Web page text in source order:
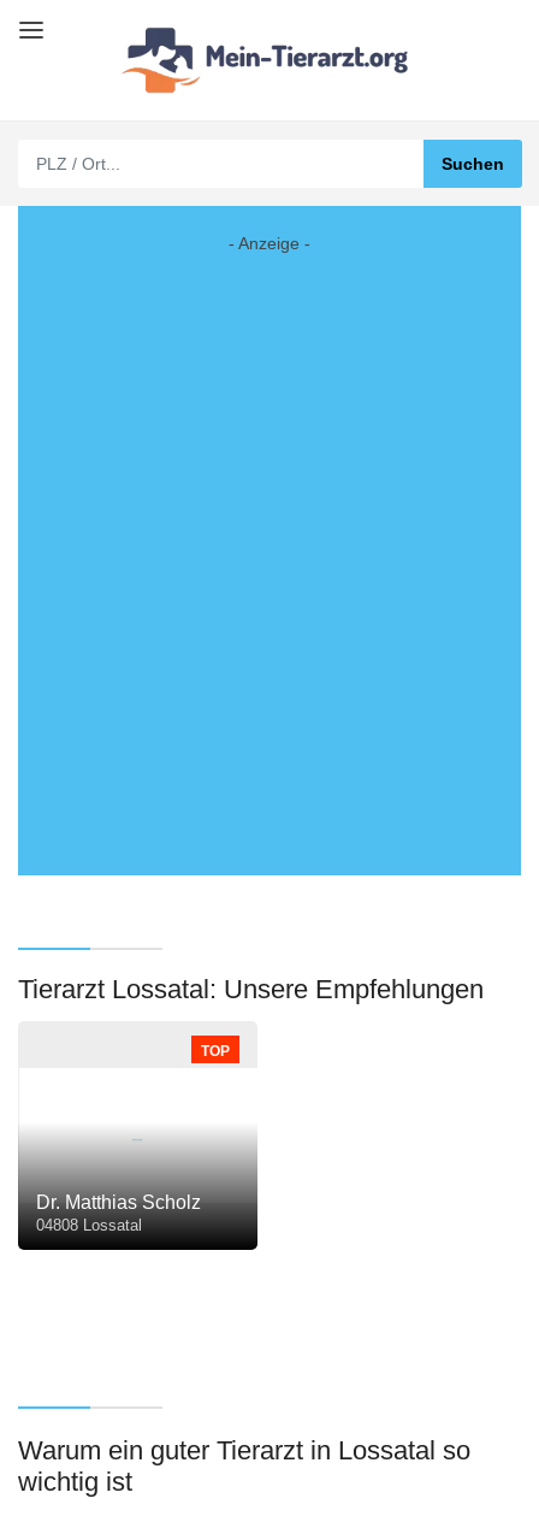
- Anzeige -
Tierarzt Lossatal: Unsere Empfehlungen
TOP
Dr. Matthias Scholz
04808 Lossatal
Warum ein guter Tierarzt in Lossatal so
wichtig ist